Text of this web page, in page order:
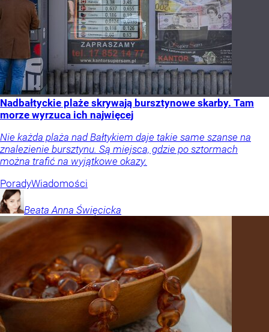
Nadbałtyckie plaże skrywają bursztynowe skarby. Tam
morze wyrzuca ich najwięcej
Nie każda plaża nad Bałtykiem daje takie same szanse na
znalezienie bursztynu. Są miejsca, gdzie po sztormach
można trafić na wyjątkowe okazy.
PoradyWiadomości
Beata Anna Święcicka